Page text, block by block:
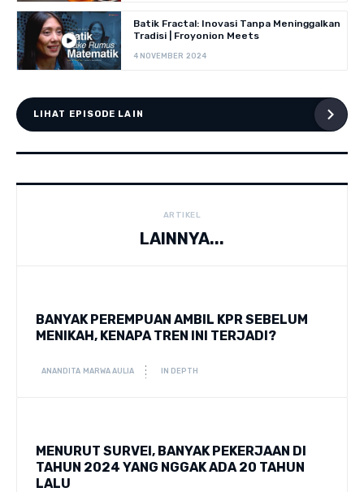
Batik Fractal: Inovasi Tanpa Meninggalkan
Tradisi | Froyonion Meets
4 NOVEMBER 2024
LIHAT EPISODE LAIN
ARTIKEL
LAINNYA...
BANYAK PEREMPUAN AMBIL KPR SEBELUM
MENIKAH, KENAPA TREN INI TERJADI?
ANANDITA MARWA AULIA IN DEPTH
MENURUT SURVEI, BANYAK PEKERJAAN DI
TAHUN 2024 YANG NGGAK ADA 20 TAHUN
LALU